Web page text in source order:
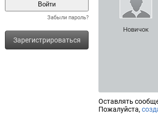
Забыли пароль?
Зарегистрироваться
Новичок
Оставлять
Пожалуйста,